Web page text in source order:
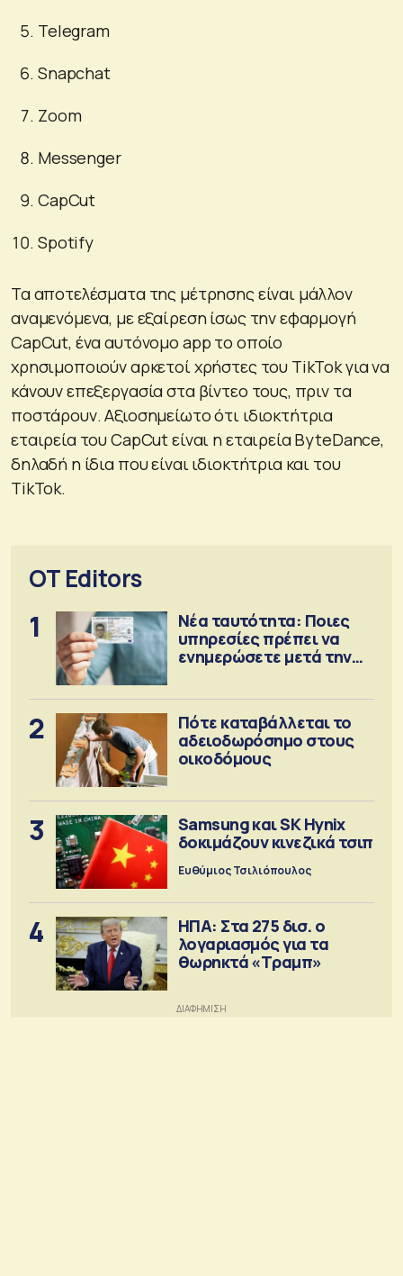
Telegram
Snapchat
Zoom
Messenger
CapCut
Spotify
Τα αποτελέσματα της μέτρησης είναι μάλλον
αναμενόμενα, με εξαίρεση ίσως την εφαρμογή
CapCut, ένα αυτόνομο app το οποίο
χρησιμοποιούν αρκετοί χρήστες του TikTok για να
κάνουν επεξεργασία στα βίντεο τους, πριν τα
ποστάρουν. Αξιοσημείωτο ότι ιδιοκτήτρια
εταιρεία του CapCut είναι η εταιρεία ByteDance,
δηλαδή η ίδια που είναι ιδιοκτήτρια και του
TikTok.
OT Editors
1
Νέα ταυτότητα: Ποιες
υπηρεσίες πρέπει να
ενημερώσετε μετά την
2
Πότε καταβάλλεται το
αδειοδωρόσημο στους
οικοδόμους
3
Samsung και SK Hynix
δοκιμάζουν κινεζικά τσιπ
Ευθύμιος Τσιλιόπουλος
4
ΗΠΑ: Στα 275 δισ. ο
λογαριασμός για τα
θωρηκτά «Τραμπ»